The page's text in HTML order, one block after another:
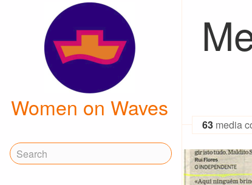
Women on Waves
63 media